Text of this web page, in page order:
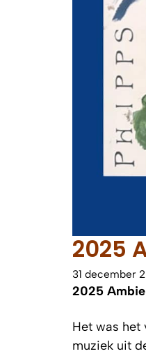
2025
31 december
2025
Het was het
muziek uit